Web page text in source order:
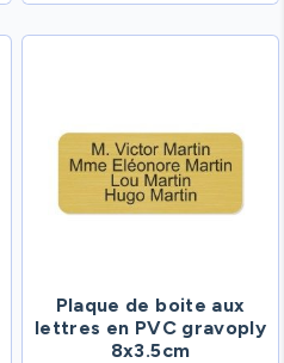
Plaque de boite aux
lettres en PVC gravoply
8x3.5cm